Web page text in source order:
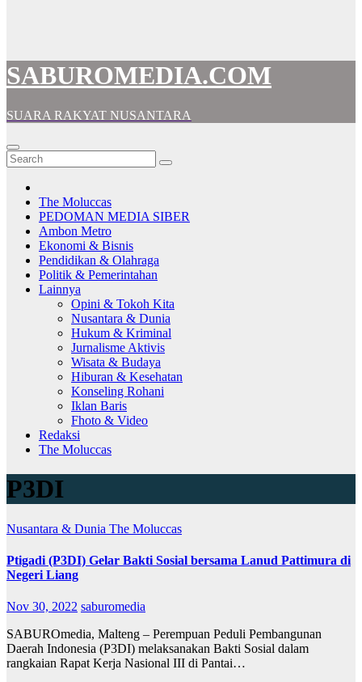
SABUROMEDIA.COM
SUARA RAKYAT NUSANTARA
The Moluccas
PEDOMAN MEDIA SIBER
Ambon Metro
Ekonomi & Bisnis
Pendidikan & Olahraga
Politik & Pemerintahan
Lainnya
Opini & Tokoh Kita
Nusantara & Dunia
Hukum & Kriminal
Jurnalisme Aktivis
Wisata & Budaya
Hiburan & Kesehatan
Konseling Rohani
Iklan Baris
Fhoto & Video
Redaksi
The Moluccas
P3DI
Nusantara & Dunia The Moluccas
Ptigadi (P3DI) Gelar Bakti Sosial bersama Lanud Pattimura di
Negeri Liang
Nov 30, 2022 saburomedia
SABUROmedia, Malteng – Perempuan Peduli Pembangunan
Daerah Indonesia (P3DI) melaksanakan Bakti Sosial dalam
rangkaian Rapat Kerja Nasional III di Pantai…